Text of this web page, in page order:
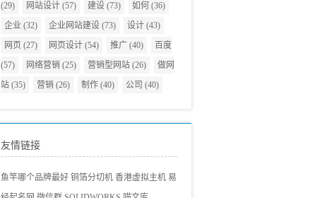
(29)
网站设计 (57) 建设 (73) 如何 (36)
企业 (32) 企业网站建设 (73) 设计 (43)
网页 (27) 网页设计 (54) 推广 (40)
百度
(57)
网络营销 (25) 营销型网站 (26)
做网
站 (35) 营销 (26) 制作 (40) 公司 (40)
友情链接
鱼竿哪个品牌最好 铜箔分切机 香港虚拟主机 易